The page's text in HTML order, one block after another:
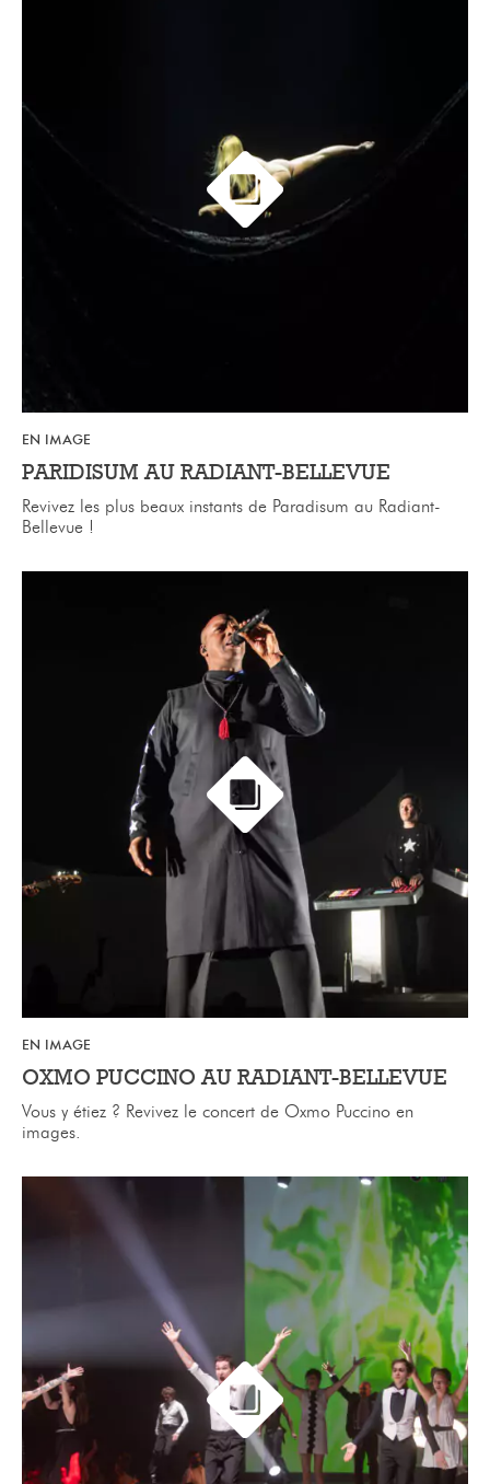
EN IMAGE
PARIDISUM AU RADIANT-BELLEVUE
Revivez les plus beaux instants de Paradisum au Radiant-
Bellevue !
EN IMAGE
OXMO PUCCINO AU RADIANT-BELLEVUE
Vous y étiez ? Revivez le concert de Oxmo Puccino en
images.